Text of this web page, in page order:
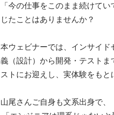
「今の仕事をこのまま続けて
じたことはありませんか？
本ウェビナーでは、インサイ
義（設計）から開発・テスト
ストにお迎えし、実体験をもと
山尾さんご自身も文系出身で、